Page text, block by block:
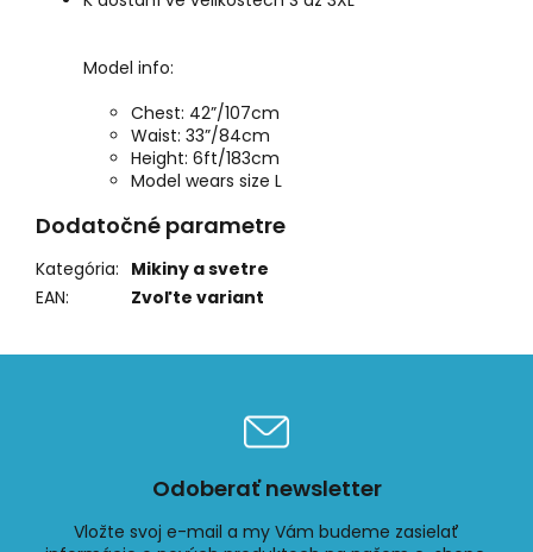
Model info:
Chest: 42”/107cm
Waist: 33”/84cm
Height: 6ft/183cm
Model wears size L
Dodatočné parametre
Kategória: Mikiny a svetre
EAN: Zvoľte variant
Odoberať newsletter
Vložte svoj e-mail a my Vám budeme zasielať